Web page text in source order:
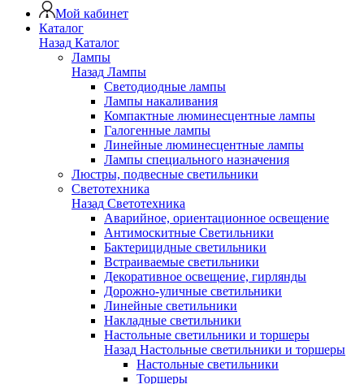
Мой кабинет
Каталог
Назад Каталог
Лампы
Назад Лампы
Светодиодные лампы
Лампы накаливания
Компактные люминесцентные лампы
Галогенные лампы
Линейные люминесцентные лампы
Лампы специального назначения
Люстры, подвесные светильники
Светотехника
Назад Светотехника
Аварийное, ориентационное освещение
Антимоскитные Светильники
Бактерицидные светильники
Встраиваемые светильники
Декоративное освещение, гирлянды
Дорожно-уличные светильники
Линейные светильники
Накладные светильники
Настольные светильники и торшеры
Назад Настольные светильники и торшеры
Настольные светильники
Торшеры